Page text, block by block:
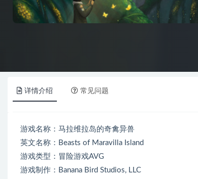
详情介绍 常见问题
游戏名称：马拉维拉岛的奇禽异兽
英文名称：Beasts of Maravilla Island
游戏类型：冒险游戏AVG
游戏制作：Banana Bird Studios, LLC